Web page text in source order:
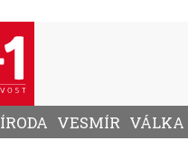
VESMÍR VÁLKA